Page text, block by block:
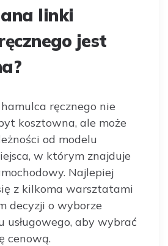
linki
jest
ręcznego nie
kosztowna, ale może
od modelu
w którym znajduje
Najlepiej
z kilkoma warsztatami
decyzji o wyborze
usługowego, aby wybrać
cenową.